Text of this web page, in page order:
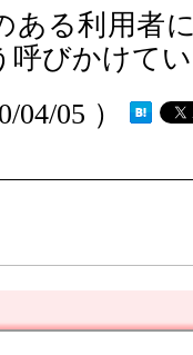
ある利用者
呼びかけて
04/05 ）